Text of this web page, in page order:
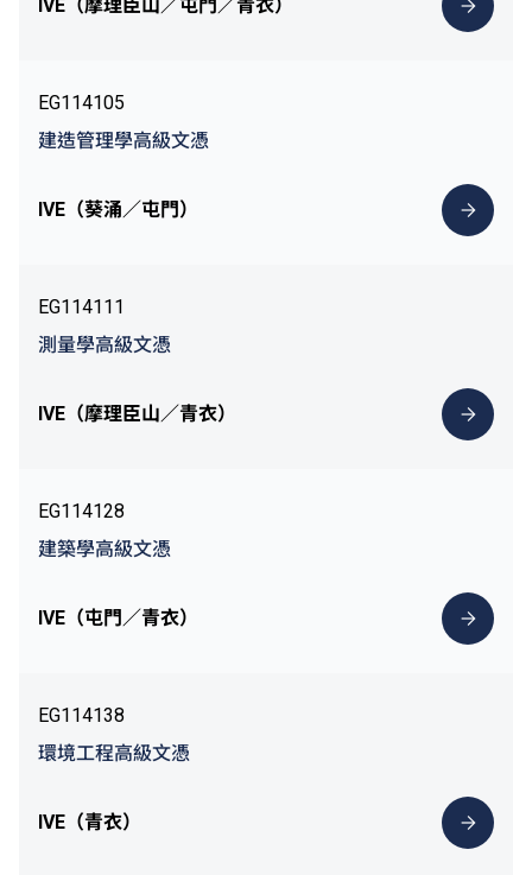
IVE（摩理臣山／屯門／青衣）
EG114105
建造管理學高級文憑
IVE（葵涌／屯門）
EG114111
測量學高級文憑
IVE（摩理臣山／青衣）
EG114128
建築學高級文憑
IVE（屯門／青衣）
EG114138
環境工程高級文憑
IVE（青衣）